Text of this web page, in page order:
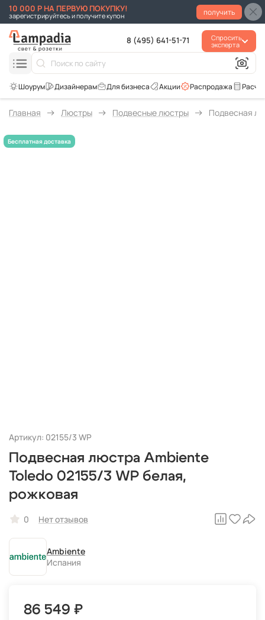
10 000 Р НА ПЕРВУЮ ПОКУПКУ!
зарегистрируйтесь и получите купон получить
8 (495) 641-51-71
Спросить
эксперта
Распродажа
Акции
Для бизнеса
Главная Люстры Подвесные люстры Подвесная
Артикул: 02155/3 WP
Подвесная люстра Ambiente
Toledo 02155/3 WP белая,
рожковая
0 Нет отзывов
Ambiente
Испания
86 549 ₽